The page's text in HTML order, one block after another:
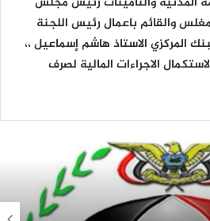
والقائم باعمال رئيس اللجنة
المركزي الاستاذ هاشم إسماعيل ،،
الاجراءات المالية لصرف